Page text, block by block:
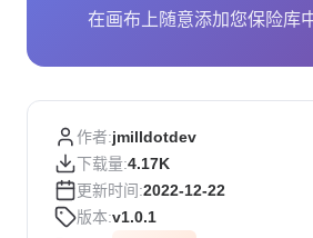
在画布上随意添加您保险库
作者:jmilldotdev
下载量:4.17K
更新时间:2022-12-22
版本:v1.0.1